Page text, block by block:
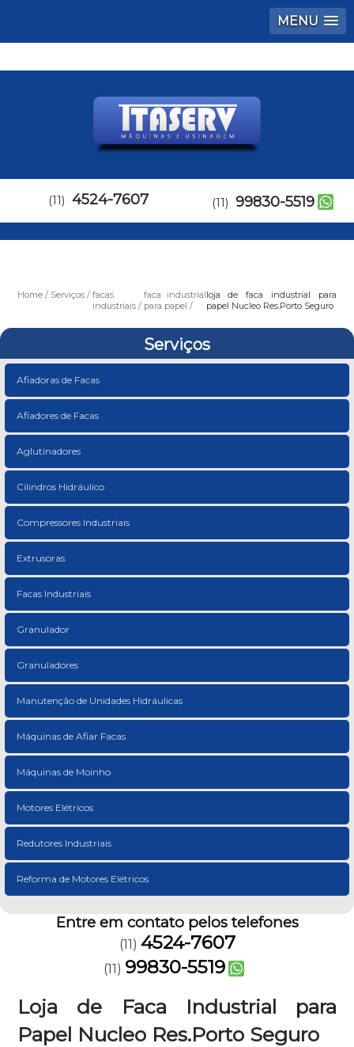
MENU
(11) 4524-7607 (11) 99830-5519
Home Serviços
facas
industriais
faca industrial
para papel
loja de faca industrial para
papel Nucleo Res.Porto Seguro
Serviços
Afiadoras de Facas
Afiadores de Facas
Aglutinadores
Cilindros Hidráulico
Compressores Industriais
Extrusoras
Facas Industriais
Granulador
Granuladores
Manutenção de Unidades Hidráulicas
Máquinas de Afiar Facas
Máquinas de Moinho
Motores Elétricos
Redutores Industriais
Reforma de Motores Elétricos
Entre em contato pelos telefones
(11) 4524-7607
(11) 99830-5519
Loja de Faca Industrial para
Papel Nucleo Res.Porto Seguro